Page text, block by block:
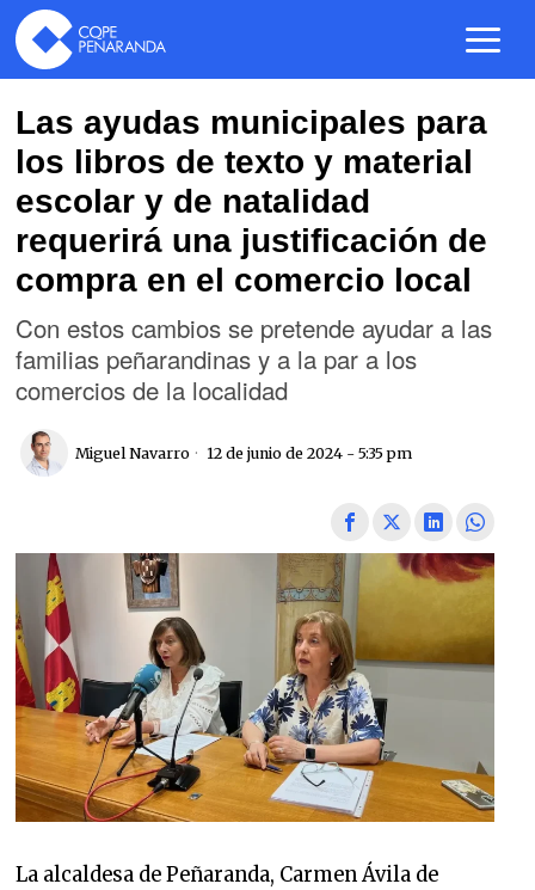
Las ayudas municipales para
los libros de texto y material
escolar y de natalidad
requerirá una justificación de
compra en el comercio local
Con estos cambios se pretende ayudar a las
familias peñarandinas y a la par a los
comercios de la localidad
Miguel Navarro 12 de junio de 2024 - 5:35 pm
La alcaldesa de Peñaranda, Carmen Ávila de